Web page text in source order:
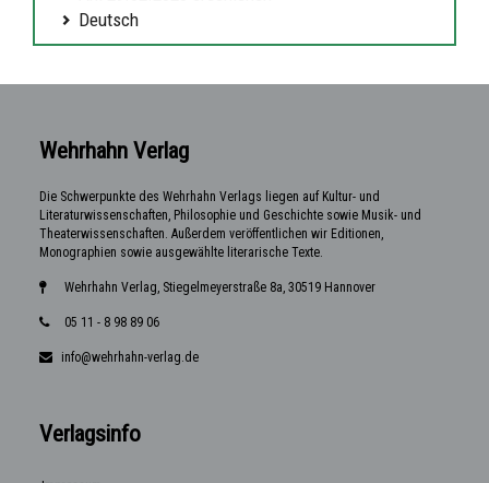
Deutsch
Wehrhahn Verlag
Die Schwerpunkte des Wehrhahn Verlags liegen auf Kultur- und
Literaturwissenschaften, Philosophie und Geschichte sowie Musik- und
Theaterwissenschaften. Außerdem veröffentlichen wir Editionen,
Monographien sowie ausgewählte literarische Texte.
Wehrhahn Verlag, Stiegelmeyerstraße 8a, 30519 Hannover
05 11 - 8 98 89 06
info@wehrhahn-verlag.de
Verlagsinfo